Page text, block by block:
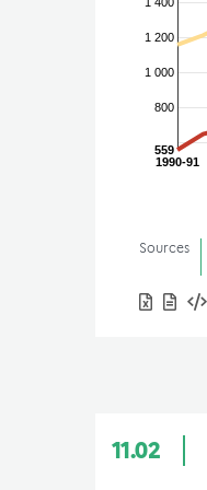
1990-91
800
1 000
1 200
559
Sources
11.02